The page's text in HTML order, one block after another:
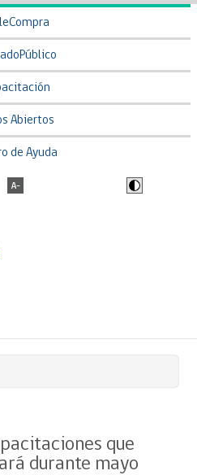
Abiertos
de Ayuda
que
durante mayo